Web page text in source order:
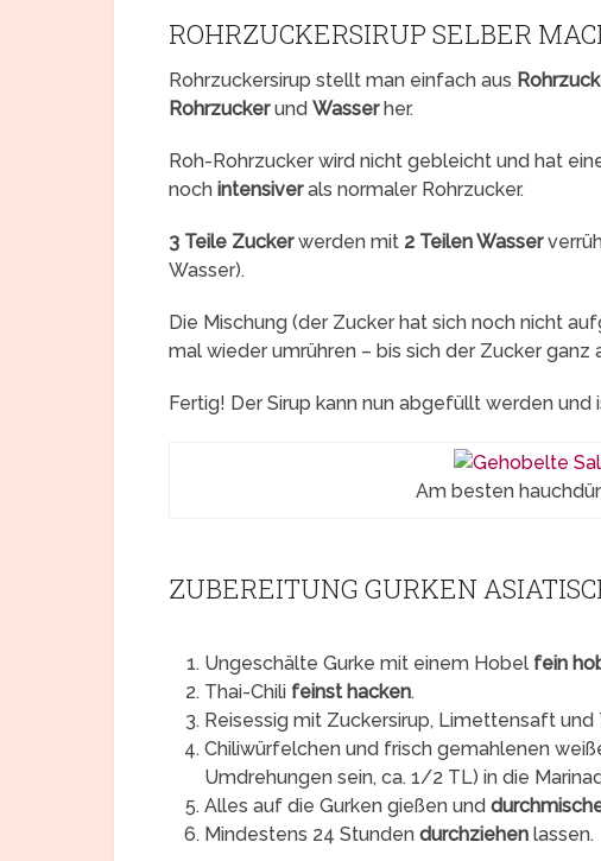
ROHRZUCKERSIRUP SELBER
Rohrzuckersirup stellt man einfach aus
Rohrzuckerund Wasserher.
Roh-Rohrzucker wird nicht gebleicht und hat
noch intensiverals normaler Rohrzucker.
3 Teile Zuckerwerden mit 2 Teilen Wasser
Wasser).
Die Mischung (der Zucker hat sich noch nicht
mal wieder umrühren – bis sich der Zucker ganz
Fertig! Der Sirup kann nun abgefüllt werden und
Am besten
ZUBEREITUNG GURKEN
Ungeschälte Gurke mit einem Hobel fein
Thai-Chili feinst hacken.
Reisessig mit Zuckersirup, Limettensaft und
Chiliwürfelchen und frisch gemahlenen
Umdrehungen sein, ca. 1/2 TL) in die
Alles auf die Gurken gießen und
Mindestens 24 Stundendurchziehen lassen.